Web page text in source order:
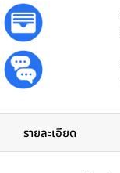
รายละเอียด